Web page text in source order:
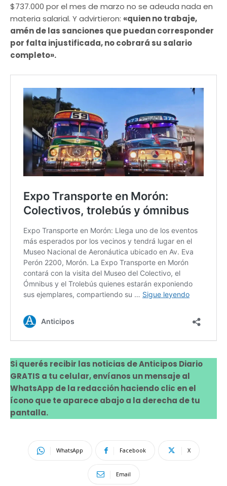
$737.000 por el mes de marzo no se adeuda nada en
materia salarial. Y advirtieron: «quien no trabaje,
amén de las sanciones que puedan corresponder
por falta injustificada, no cobrará su salario
completo».
Si querés recibir las noticias de Anticipos Diario
GRATIS a tu celular, envíanos un mensaje al
WhatsApp de la redacción haciendo clic en el
ícono que te aparece abajo a la derecha de tu
pantalla.
WhatsApp Facebook X
Email